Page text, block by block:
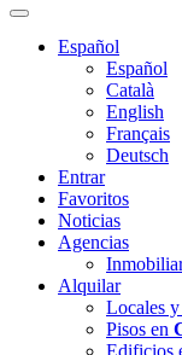
Español
Español
Català
English
Français
Deutsch
Entrar
Favoritos
Noticias
Agencias
Alquilar
Locales y
Pisos en
Edificios